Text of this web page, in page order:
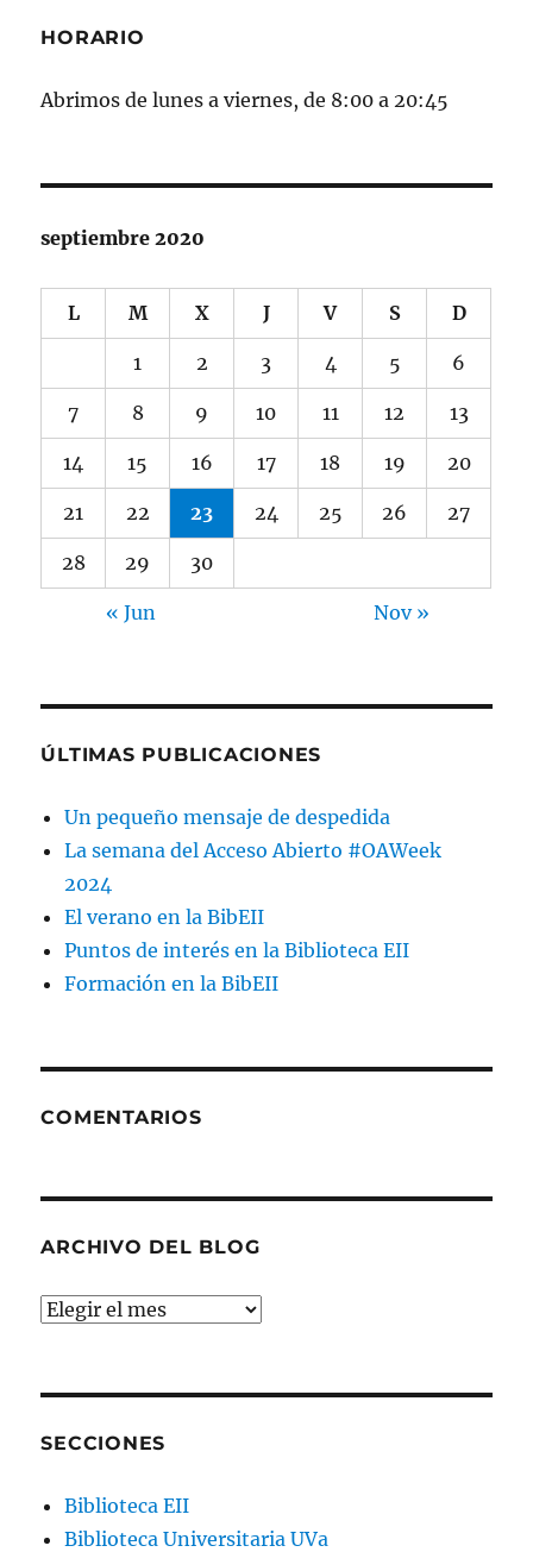
HORARIO
Abrimos de lunes a viernes, de 8:00 a 20:45
septiembre 2020
L M X J V S D
1 2 3 4 5 6
7 8 9 10 11 12 13
14 15 16 17 18 19 20
21 22 23 24 25 26 27
28 29 30
« Jun Nov »
ÚLTIMAS PUBLICACIONES
Un pequeño mensaje de despedida
La semana del Acceso Abierto #OAWeek
2024
El verano en la BibEII
Puntos de interés en la Biblioteca EII
Formación en la BibEII
COMENTARIOS
ARCHIVO DEL BLOG
Archivo
SECCIONES
Biblioteca EII
Biblioteca Universitaria UVa